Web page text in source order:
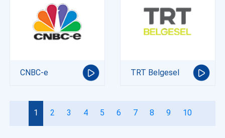
CNBC-e TRT Belgesel
1 2 3 4 5 6 7 8 9 10